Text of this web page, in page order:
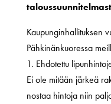
Kaupunginhallituksen
Pähkinänkuoressa
1. Ehdotettu
Ei ole mitään järkeä
nostaa hintoja niin